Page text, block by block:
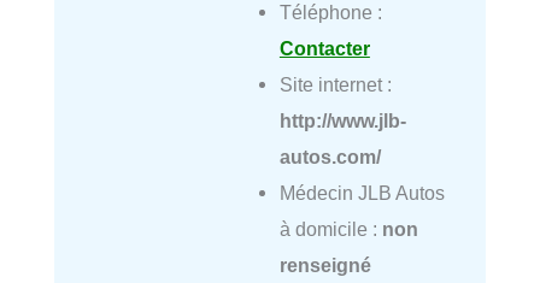
Téléphone :
Contacter
Site internet :
http://www.jlb-
autos.com/
Médecin JLB Autos
à domicile : non
renseigné